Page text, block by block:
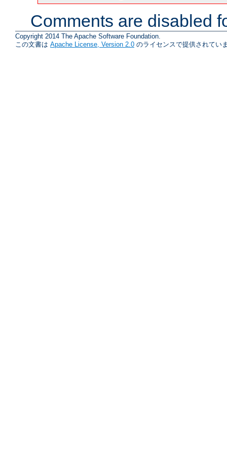
Comments are disabled
Copyright 2014 The Apache Software Foundation.
この文書は Apache License, Version 2.0 のライセンスで提供されてい